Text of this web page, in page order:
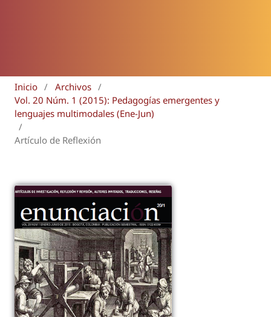
Inicio / Archivos /
Vol. 20 Núm. 1 (2015): Pedagogías emergentes y
lenguajes multimodales (Ene-Jun)
/
Artículo de Reflexión